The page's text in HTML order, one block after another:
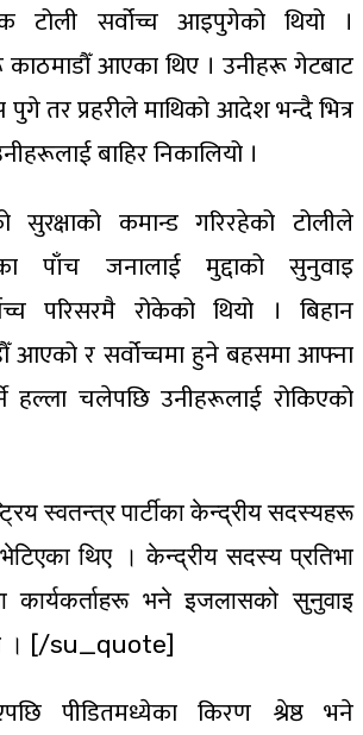
टोली सर्वोच्च आइपुगेको थियो ।
काठमाडौँ आएका थिए । उनीहरू गेटबाट
तर प्रहरीले माथिको आदेश भन्दै भित्र
बाहिर निकालियो ।
सुरक्षाको कमान्ड गरिरहेको टोलीले
पाँच जनालाई मुद्दाको सुनुवाइ
परिसरमै रोकेको थियो । बिहान
आएको र सर्वोच्चमा हुने बहसमा आफ्ना
हल्ला चलेपछि उनीहरूलाई रोकिएको
स्वतन्त्र पार्टीका केन्द्रीय सदस्यहरू
थिए । केन्द्रीय सदस्य प्रतिभा
कार्यकर्ताहरू भने इजलासको सुनुवाइ
। [/su_quote]
पीडितमध्येका किरण श्रेष्ठ भने